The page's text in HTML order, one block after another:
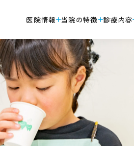
医院情報 当院の特徴 診療内容